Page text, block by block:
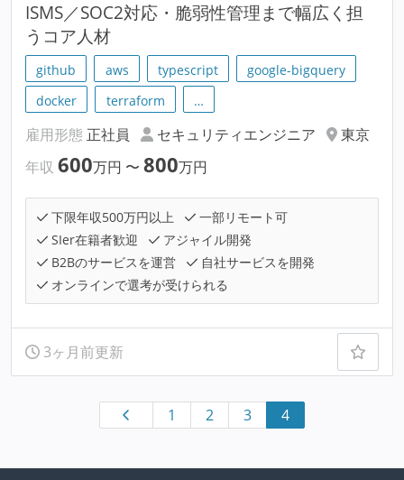
ISMS／SOC2対応・脆弱性管理まで幅広く担
うコア人材
github aws typescript
google-bigquery
docker
terraform …
雇用形態 正社員 セキュリティエンジニア
東京
年収 600万円 〜 800万円
下限年収500万円以上
一部リモート可
SIer在籍者歓迎
アジャイル開発
B2Bのサービスを運営
自社サービスを開発
オンラインで選考が受けられる
3ヶ月前更新
1 2 3 4